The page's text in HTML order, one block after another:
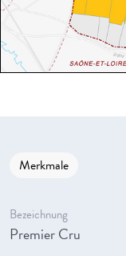
Merkmale
Bezeichnung
Premier Cru